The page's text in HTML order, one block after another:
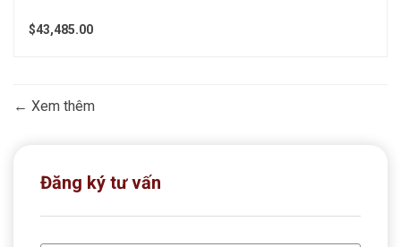
$43,485.00
Xem thêm
Đăng ký tư vấn